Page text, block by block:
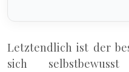
Letztendlich ist der
sich